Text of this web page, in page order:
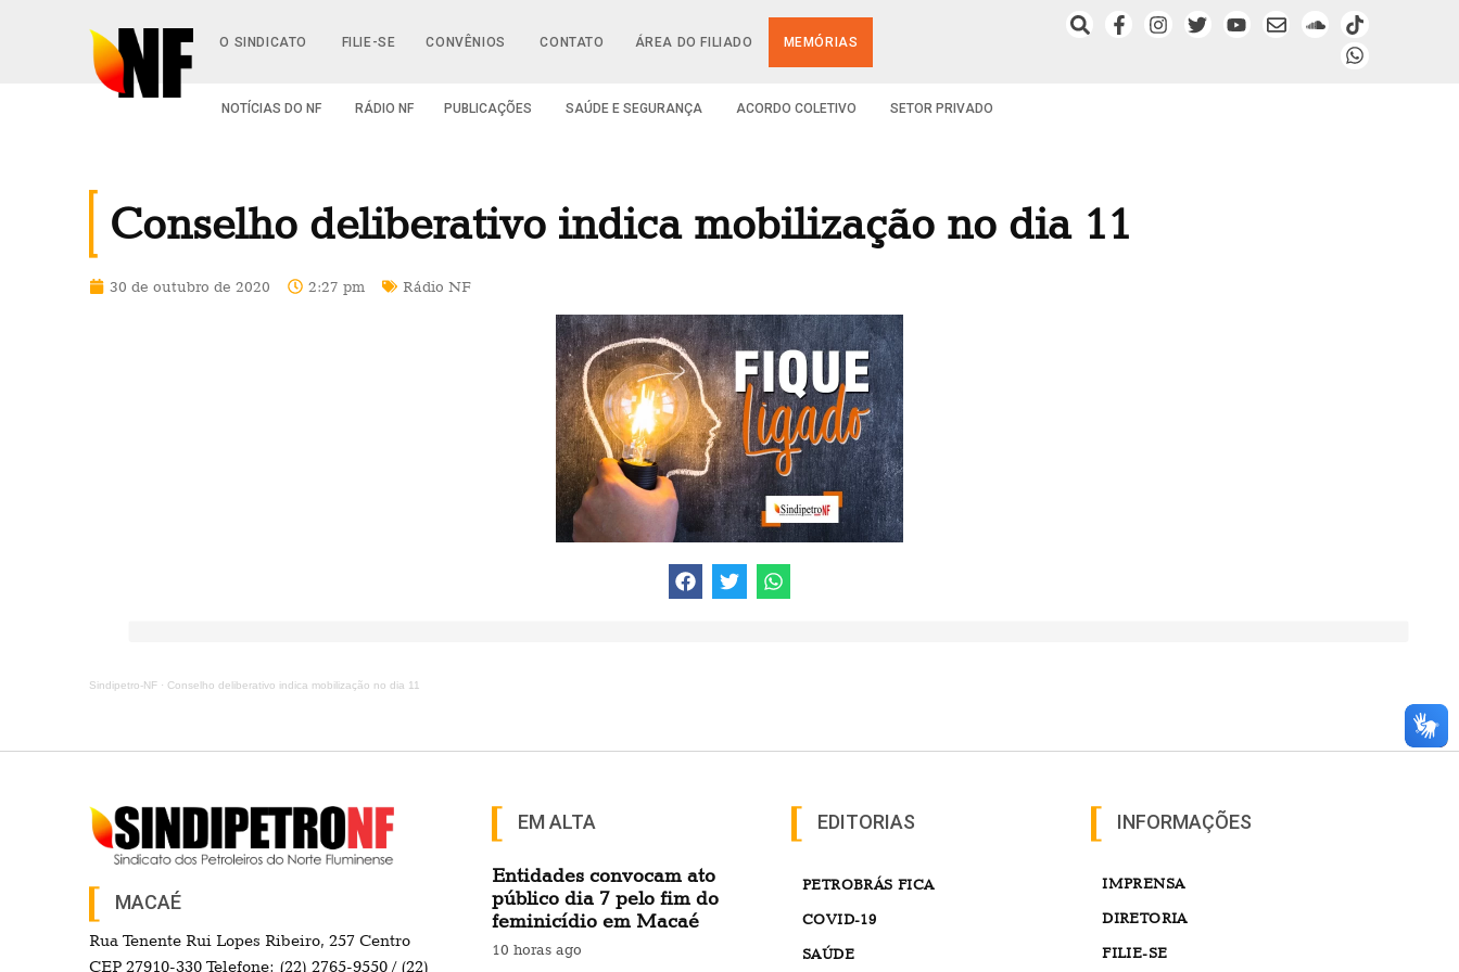
O SINDICATO FILIE-SE CONVÊNIOS CONTATO ÁREA DO FILIADO MEMÓRIAS
NOTÍCIAS DO NF RÁDIO NF PUBLICAÇÕES SAÚDE E SEGURANÇA ACORDO COLETIVO SETOR PRIVADO
Conselho deliberativo indica mobilização no dia 11
30 de outubro de 2020 2:27 pm Rádio NF
Sindipetro-NF · Conselho deliberativo indica mobilização no dia 11
MACAÉ
Rua Tenente Rui Lopes Ribeiro, 257 Centro
CEP 27910-330 Telefone: (22) 2765-9550 / (22)
EM ALTA
Entidades convocam ato
público dia 7 pelo fim do
feminicídio em Macaé
10 horas ago
EDITORIAS
PETROBRÁS FICA
COVID-19
SAÚDE
INFORMAÇÕES
IMPRENSA
DIRETORIA
FILIE-SE